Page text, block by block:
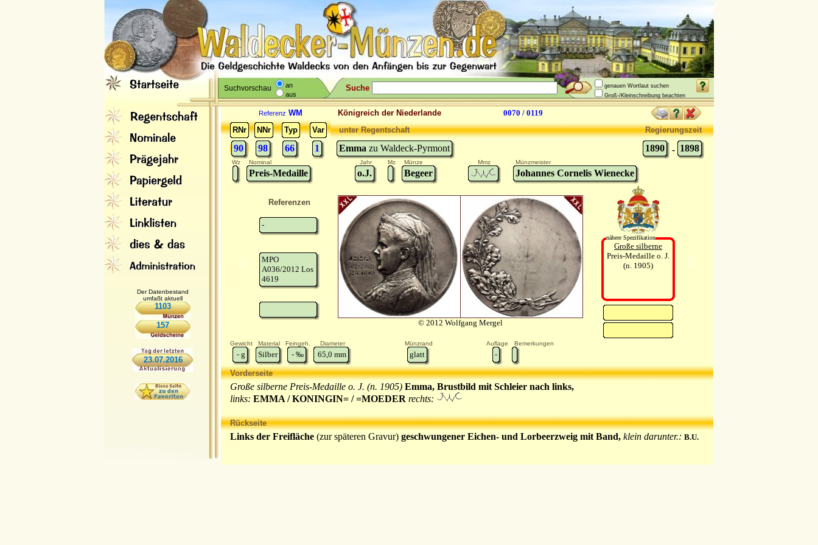
Suchvorschau
an
aus
Suche
genauen Wortlaut suchen
Groß-/Kleinschreibung beachten
Der Datenbestand
umfaßt aktuell
1103
157
23.07.2016
Referenz WM Königreich der Niederlande
0070 / 0119
RNr
NNr Typ Var
90 98 66 1
unter Regentschaft Regierungszeit
Emma zu Waldeck-Pyrmont 1890 - 1898
Wz Nominal Jahr Mz Münze Mmz Münzmeister
Preis-Medaille o.J. Begeer Johannes Cornelis Wienecke
Referenzen
-
MPO
A036/2012 Los
4619
© 2012 Wolfgang Mergel
nähere Spezifikation
Große silberne
Preis-Medaille o. J.
(n. 1905)
Gewicht Material Feingeh. Diameter Münzrand Auflage Bemerkungen
- g Silber - ‰ 65,0 mm glatt -
Vorderseite
Große silberne Preis-Medaille o. J. (n. 1905) Emma, Brustbild mit Schleier nach links,
links: EMMA / KONINGIN= / =MOEDER rechts:
Rückseite
Links der Freifläche (zur späteren Gravur) geschwungener Eichen- und Lorbeerzweig mit Band, klein darunter.: B.U.